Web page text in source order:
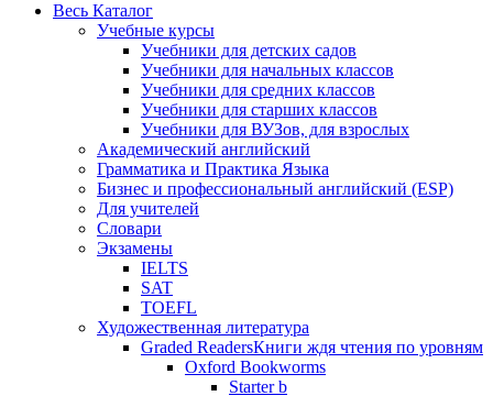
Весь Каталог
Учебные курсы
Учебники для детских садов
Учебники для начальных классов
Учебники для средних классов
Учебники для старших классов
Учебники для ВУЗов, для взрослых
Академический английский
Грамматика и Практика Языка
Бизнес и профессиональный английский (ESP)
Для учителей
Словари
Экзамены
IELTS
SAT
TOEFL
Художественная литература
Graded ReadersКниги ждя чтения по уровням
Oxford Bookworms
Starter b